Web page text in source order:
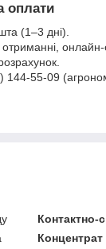
оплати
(1–3 дні).
отриманні,
144-55-09
Контактно-
Концентрат